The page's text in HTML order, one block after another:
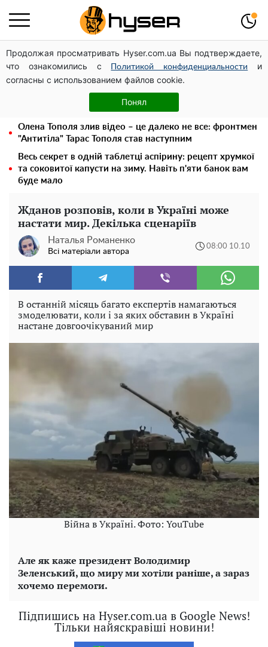
Продолжая просматривать Hyser.com.ua Вы подтверждаете,
что ознакомились с
Политикой конфиденциальности
и
согласны с использованием файлов cookie.
Понял
Посол ОБСЄ вдруге відвідав місце російського удару
по житловому будинку на Подолі
Дрони із націнкою: Олександр Конотопський вивів
мільйони оборонного бюджету через фіктивну фірму в
Олена Тополя злив відео – це далеко не все: фронтмен
"Антитіла" Тарас Тополя став наступним
Весь секрет в одній таблетці аспірину: рецепт хрумкої
та соковитої капусти на зиму. Навіть п'яти банок вам
буде мало
Жданов розповів, коли в Україні може
настати мир. Декілька сценаріїв
Наталья Романенко
Всі матеріали автора
08:00 10.10
В останній місяць багато експертів намагаються
змоделювати, коли і за яких обставин в Україні
настане довгоочікуваний мир
Війна в Україні. Фото: YouTube
Але як каже президент Володимир
Зеленський, що миру ми хотіли раніше, а зараз
хочемо перемоги.
Підпишись на Hyser.com.ua в Google News!
Тільки найяскравіші новини!